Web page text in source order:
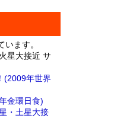
ます。
星大接近 サ
(2009年世界
金環日食)
・土星大接